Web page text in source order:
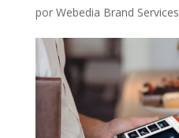
por Webedia Brand Services